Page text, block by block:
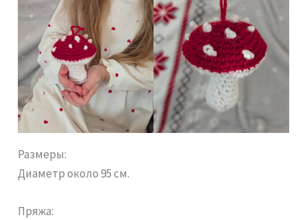
Размеры:
Диаметр около 95 см.
Пряжа: